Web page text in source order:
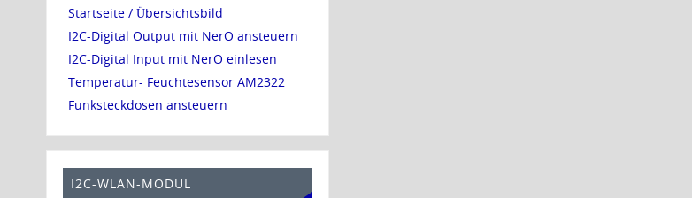
Startseite / Übersichtsbild
I2C-Digital Output mit NerO ansteuern
I2C-Digital Input mit NerO einlesen
Temperatur- Feuchtesensor AM2322
Funksteckdosen ansteuern
I2C-WLAN-MODUL